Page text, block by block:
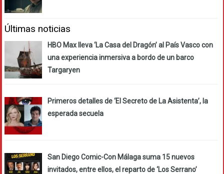
Últimas noticias
HBO Max lleva ‘La Casa del Dragón’ al País Vasco con
una experiencia inmersiva a bordo de un barco
Targaryen
Primeros detalles de ‘El Secreto de La Asistenta’, la
esperada secuela
San Diego Comic-Con Málaga suma 15 nuevos
invitados, entre ellos, el reparto de ‘Los Serrano’